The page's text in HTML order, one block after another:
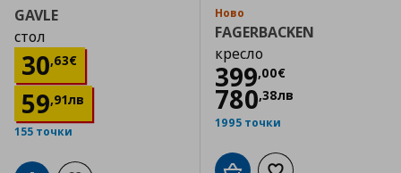
GAVLE
стол
30,63€
Цена
59,91лв
155 точки
Ново
FAGERBACKEN
кресло
399,00€
Цена
780,38лв
1995 точки